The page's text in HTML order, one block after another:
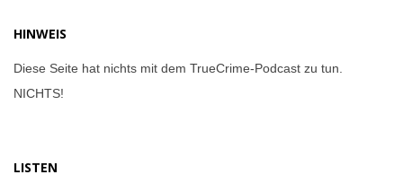
HINWEIS
Diese Seite hat nichts mit dem TrueCrime-Podcast zu tun.
NICHTS!
LISTEN